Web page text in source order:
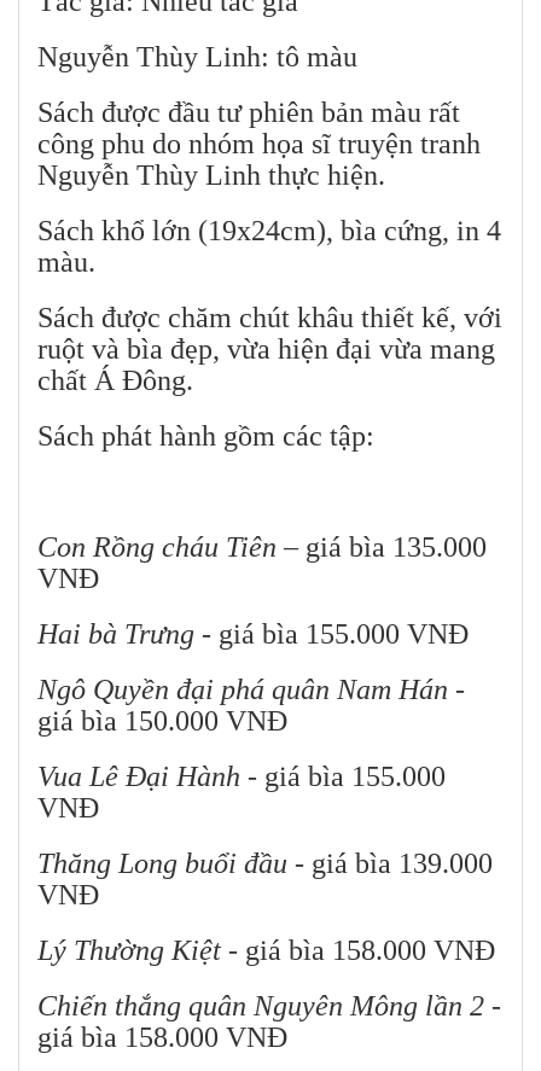
Nguyễn Thùy Linh: tô màu
Sách được đầu tư phiên bản màu rất
công phu do nhóm họa sĩ truyện tranh
Nguyễn Thùy Linh thực hiện.
Sách khổ lớn (19x24cm), bìa cứng, in 4
màu.
Sách được chăm chút khâu thiết kế, với
ruột và bìa đẹp, vừa hiện đại vừa mang
chất Á Đông.
Sách phát hành gồm các tập:
Con Rồng cháu Tiên – giá bìa 135.000
VNĐ
Hai bà Trưng - giá bìa 155.000 VNĐ
Ngô Quyền đại phá quân Nam Hán -
giá bìa 150.000 VNĐ
Vua Lê Đại Hành - giá bìa 155.000
VNĐ
Thăng Long buổi đầu - giá bìa 139.000
VNĐ
Lý Thường Kiệt - giá bìa 158.000 VNĐ
Chiến thắng quân Nguyên Mông lần 2 -
giá bìa 158.000 VNĐ